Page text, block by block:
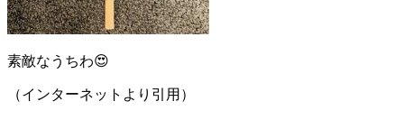
素敵なうちわ😍
（インターネットより引用）